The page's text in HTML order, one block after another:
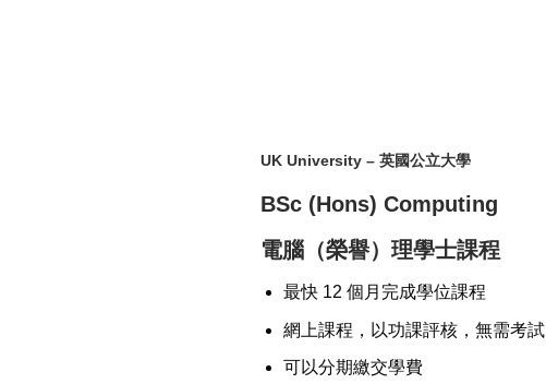
UK University – 英國公立大學
BSc (Hons) Computing
電腦（榮譽）理學士課程
最快 12 個月完成學位課程
網上課程，以功課評核，無需考試
可以分期繳交學費